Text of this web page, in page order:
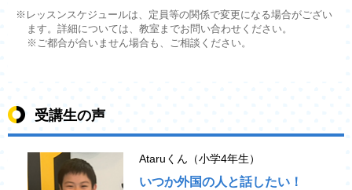
※レッスンスケジュールは、定員等の関係で変更になる場合がござい
ます。詳細については、教室までお問い合わせください。
※ご都合が合いません場合も、ご相談ください。
受講生の声
Ataruくん（小学4年生）
いつか外国の人と話したい！